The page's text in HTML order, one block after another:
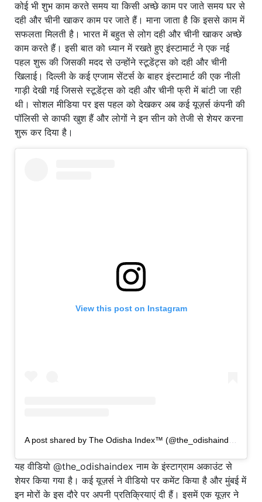
कोई भी शुभ काम करते समय या किसी अच्छे काम पर जाते समय घर से
दही और चीनी खाकर काम पर जाते हैं। माना जाता है कि इससे काम में
सफलता मिलती है। भारत में बहुत से लोग दही और चीनी खाकर अच्छे
काम करते हैं। इसी बात को ध्यान में रखते हुए इंस्टामार्ट ने एक नई
पहल शुरू की जिसकी मदद से उन्होंने स्टूडेंट्स को दही और चीनी
खिलाई। दिल्ली के कई एग्जाम सेंटर्स के बाहर इंस्टामार्ट की एक नीली
गाड़ी देखी गई जिससे स्टूडेंट्स को दही और चीनी फ्री में बांटी जा रही
थी। सोशल मीडिया पर इस पहल को देखकर अब कई यूज़र्स कंपनी की
पॉलिसी से काफी खुश हैं और लोगों ने इन सीन को तेजी से शेयर करना
शुरू कर दिया है।
View this post on Instagram
A post shared by The Odisha Index™ (@the_odishaindex)
यह वीडियो @the_odishaindex नाम के इंस्टाग्राम अकाउंट से
शेयर किया गया है। कई यूज़र्स ने वीडियो पर कमेंट किया है और मुंबई में
इन मोरों के इस दौरे पर अपनी प्रतिक्रियाएं दी हैं। इसमें एक यूज़र ने